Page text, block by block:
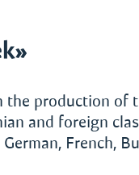
the production of
and foreign
French,